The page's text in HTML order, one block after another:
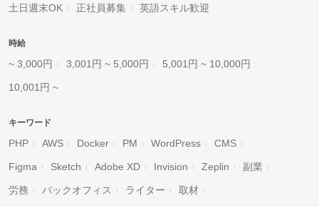
土日週末OK 正社員募集 英語スキル歓迎
時給
~ 3,000円 3,001円 ~ 5,000円 5,001円 ~ 10,000円
10,001円 ~
キーワード
PHP AWS Docker PM WordPress CMS
Figma Sketch Adobe XD Invision Zeplin 副業
労務 バックオフィス ライター 取材